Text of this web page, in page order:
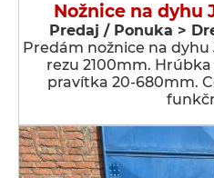
Nožnice na dyhu
Predaj / Ponuka >
Predám nožnice na dyhu
rezu 2100mm.
pravítka 20-680mm.